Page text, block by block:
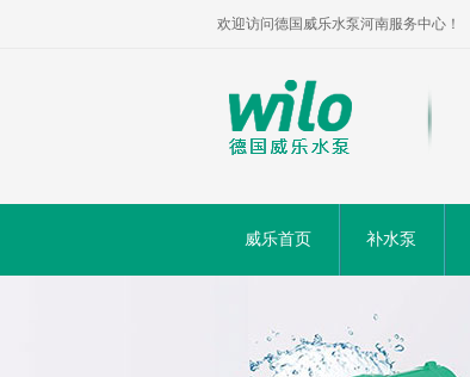
欢迎访问德国威乐水泵河南服务中心！
威乐首页 补水泵